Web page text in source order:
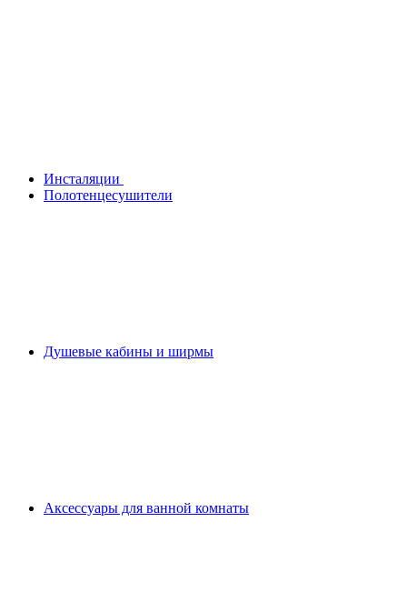
Инсталяции
Полотенцесушители
Душевые кабины и ширмы
Аксессуары для ванной комнаты